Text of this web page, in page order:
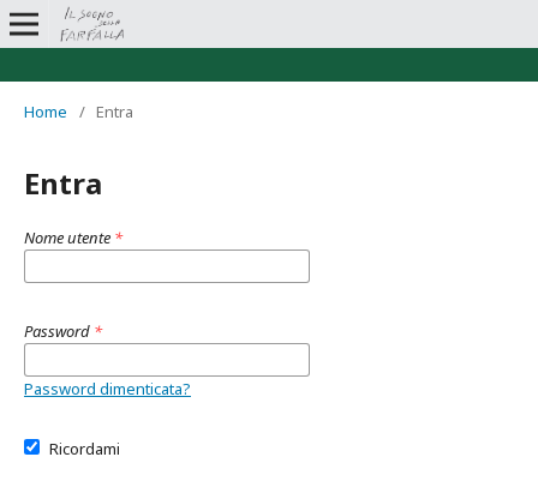
Home / Entra
Entra
Nome utente *
Password *
Password dimenticata?
Ricordami